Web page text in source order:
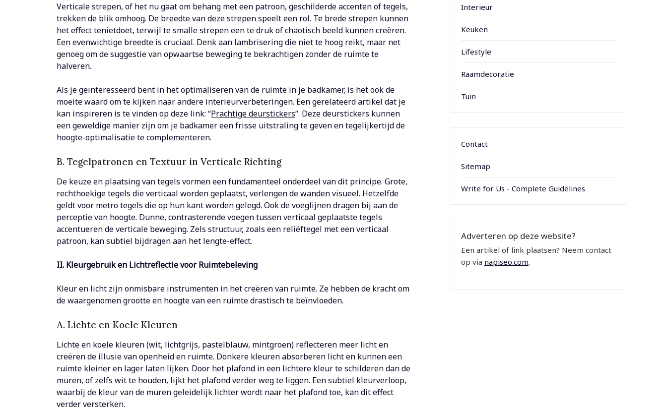
Verticale strepen, of het nu gaat om behang met een patroon, geschilderde accenten of tegels,
trekken de blik omhoog. De breedte van deze strepen speelt een rol. Te brede strepen kunnen
het effect tenietdoet, terwijl te smalle strepen een te druk of chaotisch beeld kunnen creëren.
Een evenwichtige breedte is cruciaal. Denk aan lambrisering die niet te hoog reikt, maar net
genoeg om de suggestie van opwaartse beweging te bekrachtigen zonder de ruimte te
halveren.
Als je geïnteresseerd bent in het optimaliseren van de ruimte in je badkamer, is het ook de
moeite waard om te kijken naar andere interieurverbeteringen. Een gerelateerd artikel dat je
kan inspireren is te vinden op deze link: “Prachtige deurstickers“. Deze deurstickers kunnen
een geweldige manier zijn om je badkamer een frisse uitstraling te geven en tegelijkertijd de
hoogte-optimalisatie te complementeren.
B. Tegelpatronen en Textuur in Verticale Richting
De keuze en plaatsing van tegels vormen een fundamenteel onderdeel van dit principe. Grote,
rechthoekige tegels die verticaal worden geplaatst, verlengen de wanden visueel. Hetzelfde
geldt voor metro tegels die op hun kant worden gelegd. Ook de voeglijnen dragen bij aan de
perceptie van hoogte. Dunne, contrasterende voegen tussen verticaal geplaatste tegels
accentueren de verticale beweging. Zels structuur, zoals een reliëftegel met een verticaal
patroon, kan subtiel bijdragen aan het lengte-effect.
II. Kleurgebruik en Lichtreflectie voor Ruimtebeleving
Kleur en licht zijn onmisbare instrumenten in het creëren van ruimte. Ze hebben de kracht om
de waargenomen grootte en hoogte van een ruimte drastisch te beïnvloeden.
A. Lichte en Koele Kleuren
Lichte en koele kleuren (wit, lichtgrijs, pastelblauw, mintgroen) reflecteren meer licht en
creëren de illusie van openheid en ruimte. Donkere kleuren absorberen licht en kunnen een
ruimte kleiner en lager laten lijken. Door het plafond in een lichtere kleur te schilderen dan de
muren, of zelfs wit te houden, lijkt het plafond verder weg te liggen. Een subtiel kleurverloop,
waarbij de kleur van de muren geleidelijk lichter wordt naar het plafond toe, kan dit effect
verder versterken.
Interieur
Keuken
Lifestyle
Raamdecoratie
Tuin
Contact
Sitemap
Write for Us - Complete Guidelines
Adverteren op deze website?
Een artikel of link plaatsen? Neem contact
op via napiseo.com.